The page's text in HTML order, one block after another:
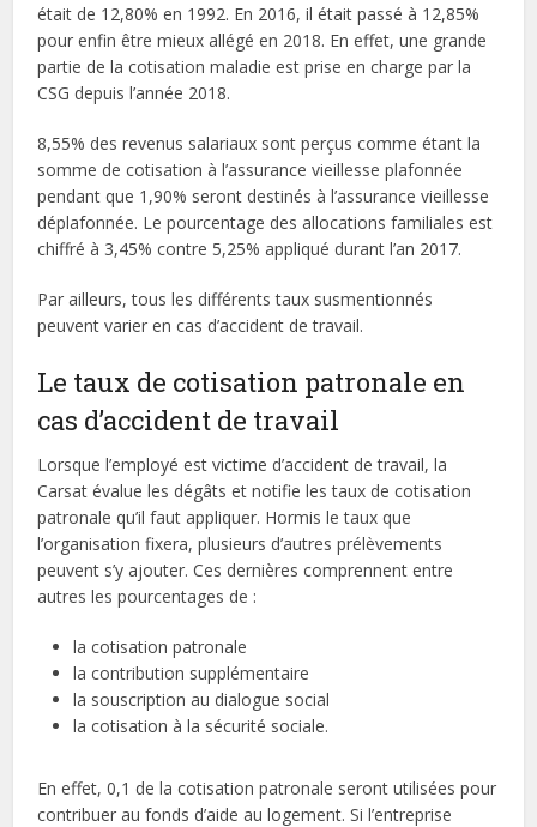
était de 12,80% en 1992. En 2016, il était passé à 12,85%
pour enfin être mieux allégé en 2018. En effet, une grande
partie de la cotisation maladie est prise en charge par la
CSG depuis l’année 2018.
8,55% des revenus salariaux sont perçus comme étant la
somme de cotisation à l’assurance vieillesse plafonnée
pendant que 1,90% seront destinés à l’assurance vieillesse
déplafonnée. Le pourcentage des allocations familiales est
chiffré à 3,45% contre 5,25% appliqué durant l’an 2017.
Par ailleurs, tous les différents taux susmentionnés
peuvent varier en cas d’accident de travail.
Le taux de cotisation patronale en
cas d’accident de travail
Lorsque l’employé est victime d’accident de travail, la
Carsat évalue les dégâts et notifie les taux de cotisation
patronale qu’il faut appliquer. Hormis le taux que
l’organisation fixera, plusieurs d’autres prélèvements
peuvent s’y ajouter. Ces dernières comprennent entre
autres les pourcentages de :
la cotisation patronale
la contribution supplémentaire
la souscription au dialogue social
la cotisation à la sécurité sociale.
En effet, 0,1 de la cotisation patronale seront utilisées pour
contribuer au fonds d’aide au logement. Si l’entreprise